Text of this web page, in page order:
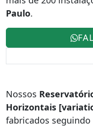
Paulo.
Nossos
Horizontais
fabricados